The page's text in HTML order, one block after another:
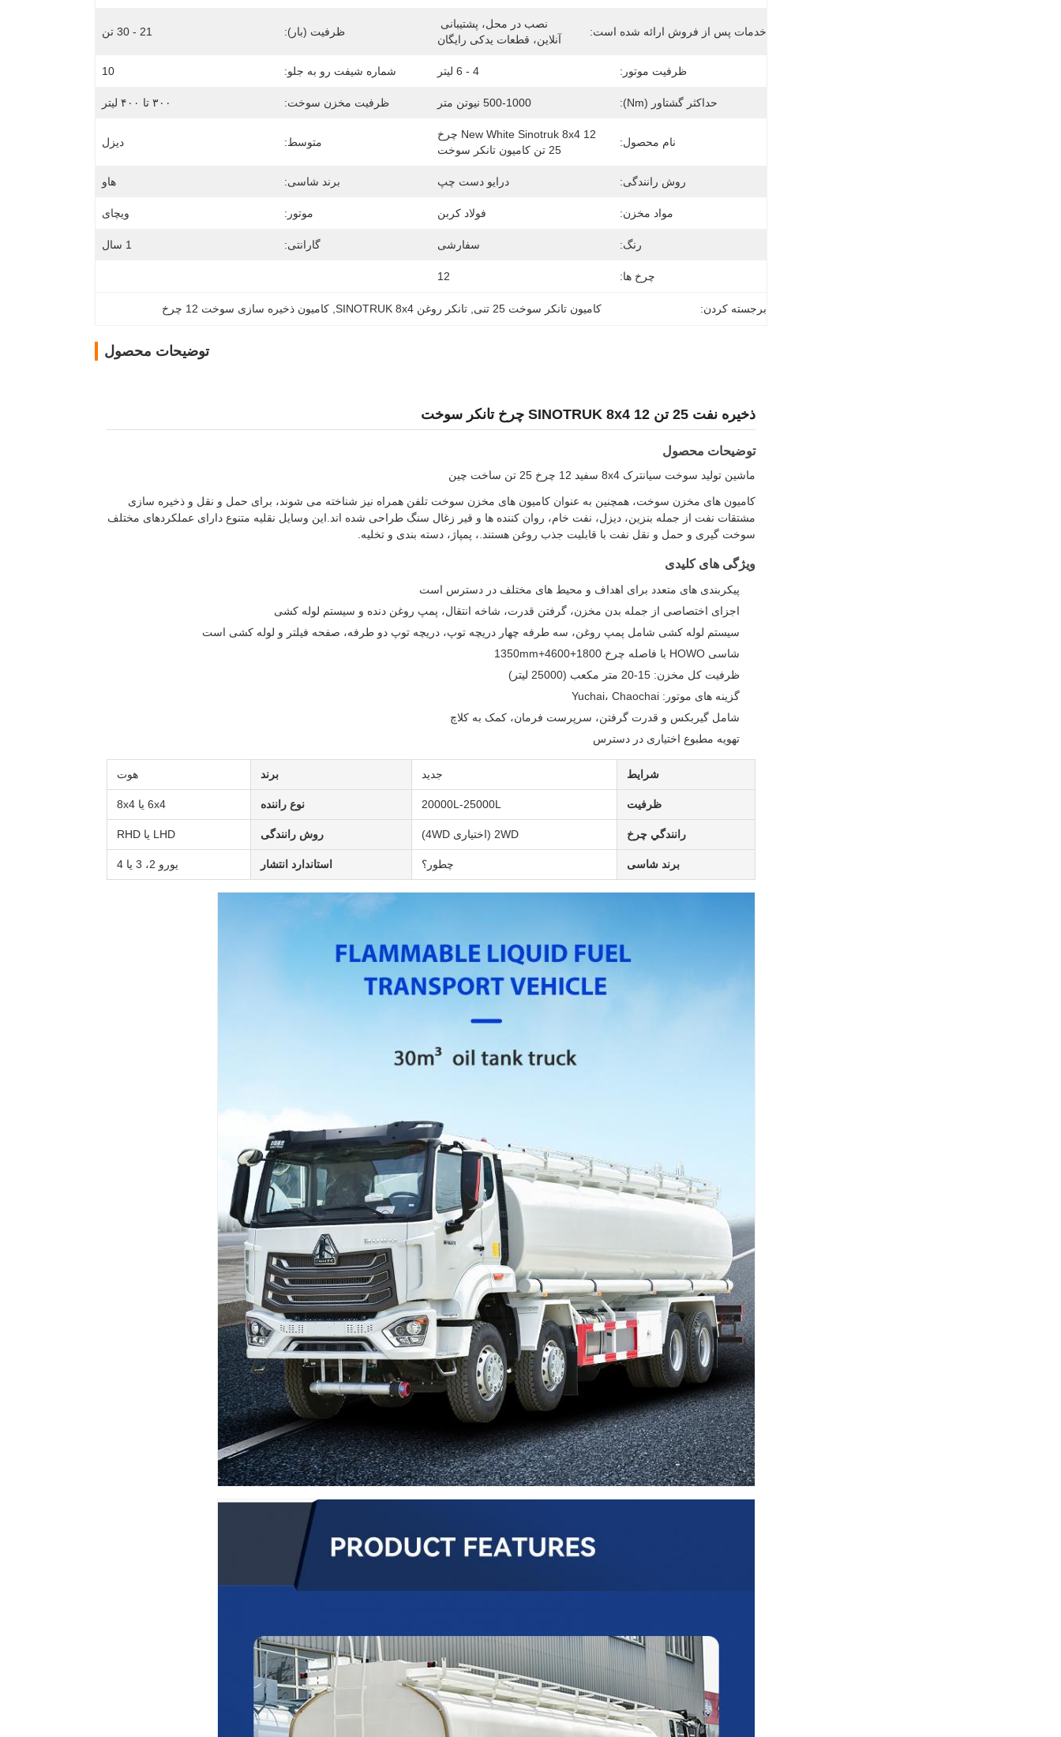
خدمات پس از فروش ارائه شده است:
آنلاین، قطعات یدکی رایگان
ظرفیت (بار): 21 - 30 تن
ظرفیت موتور: 4 - 6 لیتر شماره شیفت رو به جلو: 10
حداکثر گشتاور (Nm): 500-1000 نیوتن متر ظرفیت مخزن سوخت: ۳۰۰ تا ۴۰۰ لیتر
نام محصول:
25 تن کامیون تانکر سوخت
متوسط: دیزل
روش رانندگی: درایو دست چپ برند شاسی: هاو
مواد مخزن: فولاد کربن موتور: ویچای
رنگ: سفارشی گارانتی: 1 سال
چرخ ها: 12
برجسته کردن: کامیون تانکر سوخت 25 تنی , تانکر روغن SINOTRUK 8x4 , کامیون ذخیره سازی سوخت 12 چرخ
توضیحات محصول
ذخيره نفت 25 تن SINOTRUK 8x4 12 چرخ تانکر سوخت
توضیحات محصول
ماشين توليد سوخت سيانترک 8x4 سفيد 12 چرخ 25 تن ساخت چين
کامیون های مخزن سوخت، همچنین به عنوان کامیون های مخزن سوخت تلفن همراه نیز شناخته می شوند، برای حمل و نقل و ذخیره سازی
مشتقات نفت از جمله بنزین، دیزل، نفت خام، روان کننده ها و قیر زغال سنگ طراحی شده اند.این وسایل نقلیه متنوع دارای عملکردهای مختلف
سوخت گیری و حمل و نقل نفت با قابلیت جذب روغن هستند.، پمپاژ، دسته بندی و تخلیه.
ویژگی های کلیدی
پیکربندی های متعدد برای اهداف و محیط های مختلف در دسترس است
اجزای اختصاصی از جمله بدن مخزن، گرفتن قدرت، شاخه انتقال، پمپ روغن دنده و سیستم لوله کشی
سیستم لوله کشی شامل پمپ روغن، سه طرفه چهار دریچه توپ، دریچه توپ دو طرفه، صفحه فیلتر و لوله کشی است
شاسی HOWO با فاصله چرخ 1800+4600+1350mm
ظرفیت کل مخزن: 15-20 متر مکعب (25000 لیتر)
گزینه های موتور: Yuchai، Chaochai
شامل گیربکس و قدرت گرفتن، سرپرست فرمان، کمک به کلاچ
تهویه مطبوع اختیاری در دسترس
شرایط جدید برند هوت
ظرفیت 20000L-25000L نوع راننده 6x4 یا 8x4
رانندگي چرخ 2WD (اختیاری 4WD) روش رانندگی LHD یا RHD
برند شاسی چطور؟ استاندارد انتشار یورو 2، 3 یا 4